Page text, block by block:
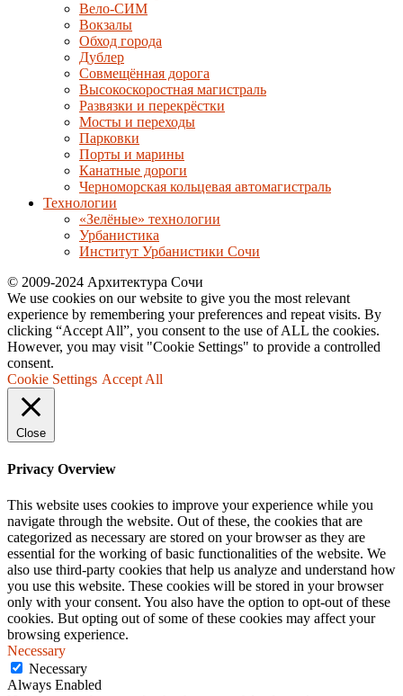
Вело-СИМ
Вокзалы
Обход города
Дублер
Совмещённая дорога
Высокоскоростная магистраль
Развязки и перекрёстки
Мосты и переходы
Парковки
Порты и марины
Канатные дороги
Черноморская кольцевая автомагистраль
Технологии
«Зелёные» технологии
Урбанистика
Институт Урбанистики Сочи
© 2009-2024 Архитектура Сочи
We use cookies on our website to give you the most relevant
experience by remembering your preferences and repeat visits. By
clicking “Accept All”, you consent to the use of ALL the cookies.
However, you may visit "Cookie Settings" to provide a controlled
consent.
Cookie Settings Accept All
Close
Privacy Overview
This website uses cookies to improve your experience while you
navigate through the website. Out of these, the cookies that are
categorized as necessary are stored on your browser as they are
essential for the working of basic functionalities of the website. We
also use third-party cookies that help us analyze and understand how
you use this website. These cookies will be stored in your browser
only with your consent. You also have the option to opt-out of these
cookies. But opting out of some of these cookies may affect your
browsing experience.
Necessary
Necessary
Always Enabled